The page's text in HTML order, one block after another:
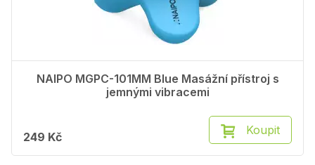
NAIPO MGPC-101MM Blue Masážní přístroj s
jemnými vibracemi
249 Kč Koupit